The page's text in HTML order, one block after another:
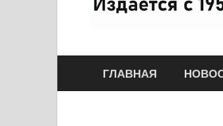
ГЛАВНАЯ